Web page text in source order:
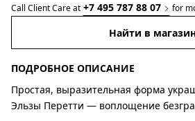
Call Client Care at +7 495 787 88 07 for
Найти в
ПОДРОБНОЕ ОПИСАНИЕ
Простая, выразительная форма
Эльзы Перетти — воплощение